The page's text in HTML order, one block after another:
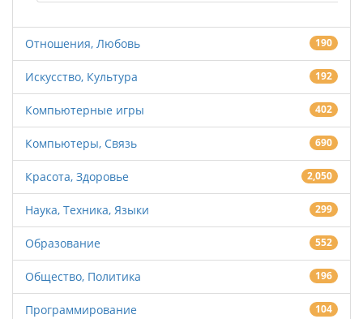
Отношения, Любовь 190
Искусство, Культура 192
Компьютерные игры 402
Компьютеры, Связь 690
Красота, Здоровье 2,050
Наука, Техника, Языки 299
Образование 552
Общество, Политика 196
Программирование 104